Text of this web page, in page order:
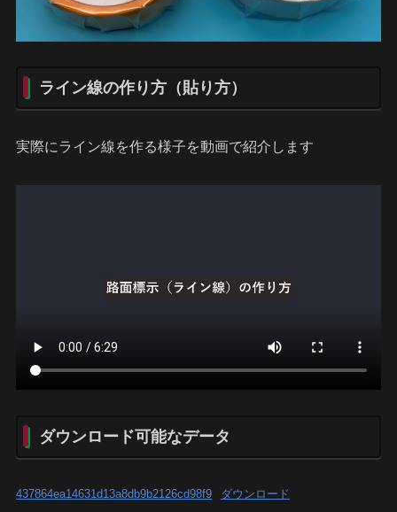
ライン線の作り方（貼り方）
実際にライン線を作る様子を動画で紹介します
ダウンロード可能なデータ
437864ea14631d13a8db9b2126cd98f9 ダウンロード